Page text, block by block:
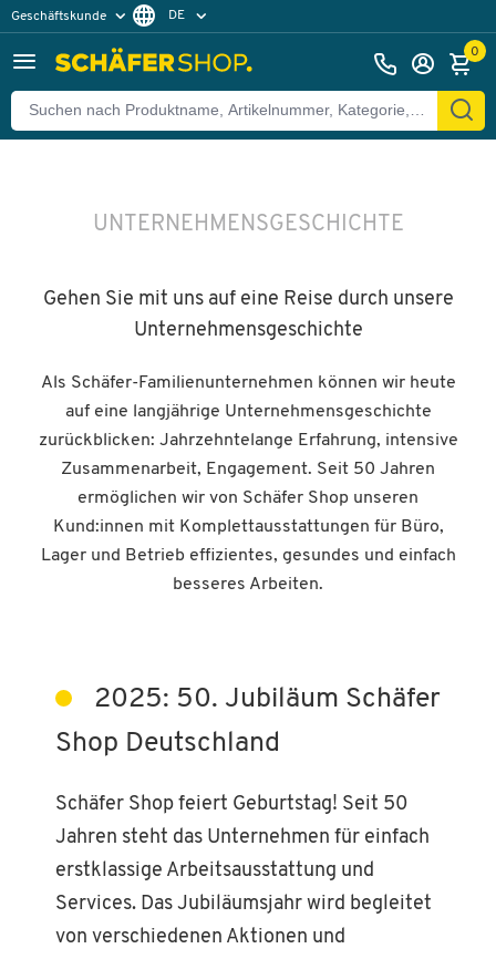
Geschäftskunde DE
0
UNTERNEHMENSGESCHICHTE
Gehen Sie mit uns auf eine Reise durch unsere
Unternehmensgeschichte
Als Schäfer-Familienunternehmen können wir heute
auf eine langjährige Unternehmensgeschichte
zurückblicken: Jahrzehntelange Erfahrung, intensive
Zusammenarbeit, Engagement. Seit 50 Jahren
ermöglichen wir von Schäfer Shop unseren
Kund:innen mit Komplettausstattungen für Büro,
Lager und Betrieb effizientes, gesundes und einfach
besseres Arbeiten.
2025: 50. Jubiläum Schäfer
Shop Deutschland
Schäfer Shop feiert Geburtstag! Seit 50
Jahren steht das Unternehmen für einfach
erstklassige Arbeitsausstattung und
Services. Das Jubiläumsjahr wird begleitet
von verschiedenen Aktionen und